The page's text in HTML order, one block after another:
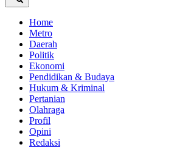
Home
Metro
Daerah
Politik
Ekonomi
Pendidikan & Budaya
Hukum & Kriminal
Pertanian
Olahraga
Profil
Opini
Redaksi